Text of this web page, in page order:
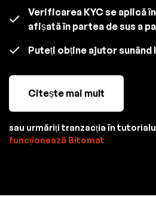
Verificarea KYC se aplică
afișată în partea de sus a
Puteți obține ajutor sunând
Citește mai mult
sau urmăriți tranzacția în
funcționează Bitomat